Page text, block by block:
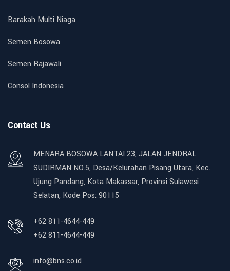
Barakah Multi Niaga
Semen Bosowa
Semen Rajawali
Consol Indonesia
Contact Us
MENARA BOSOWA LANTAI 23, JALAN JENDRAL
SUDIRMAN NO.5, Desa/Kelurahan Pisang Utara, Kec.
Ujung Pandang, Kota Makassar, Provinsi Sulawesi
Selatan, Kode Pos: 90115
+62 811-4644-449
+62 811-4644-449
info@bns.co.id